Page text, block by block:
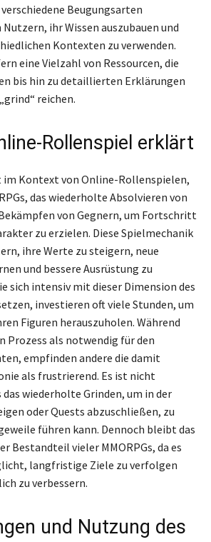
Beugungsarten
ihr Wissen auszubauen und
Kontexten zu verwenden.
eine Vielzahl von Ressourcen, die
bis hin zu detaillierten Erklärungen
reichen.
Rollenspiel erklärt
im Kontext von Online-Rollenspielen,
das wiederholte Absolvieren von
von Gegnern, um Fortschritt
zu erzielen. Diese Spielmechanik
ihre Werte zu steigern, neue
und bessere Ausrüstung zu
sich intensiv mit dieser Dimension des
investieren oft viele Stunden, um
Figuren herauszuholen. Während
Prozess als notwendig für den
empfinden andere die damit
als frustrierend. Es ist nicht
wiederholte Grinden, um in der
oder Quests abzuschließen, zu
führen kann. Dennoch bleibt das
Bestandteil vieler MMORPGs, da es
langfristige Ziele zu verfolgen
zu verbessern.
und Nutzung des